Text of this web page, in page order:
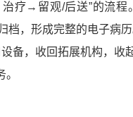
疗→留观/后送”的流程
档，形成完整的电子病历
备，收回拓展机构，